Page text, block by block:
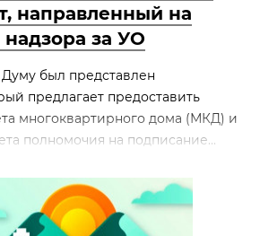
направленный на
за УО
был представлен
предлагает предоставить
многоквартирного дома (МКД) и
полномочия на подписание...